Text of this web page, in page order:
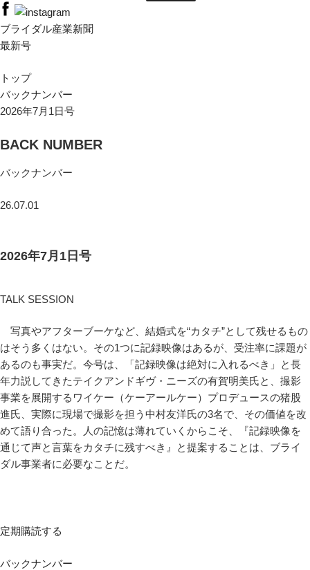
ブライダル産業新聞
最新号
トップ
バックナンバー
2026年7月1日号
BACK NUMBER
バックナンバー
26.07.01
2026年7月1日号
TALK SESSION
写真やアフターブーケなど、結婚式を“カタチ”として残せるもの
はそう多くはない。その1つに記録映像はあるが、受注率に課題が
あるのも事実だ。今号は、「記録映像は絶対に入れるべき」と長
年力説してきたテイクアンドギヴ・ニーズの有賀明美氏と、撮影
事業を展開するワイケー（ケーアールケー）プロデュースの猪股
進氏、実際に現場で撮影を担う中村友洋氏の3名で、その価値を改
めて語り合った。人の記憶は薄れていくからこそ、『記録映像を
通じて声と言葉をカタチに残すべき』と提案することは、ブライ
ダル事業者に必要なことだ。
定期購読する
バックナンバー